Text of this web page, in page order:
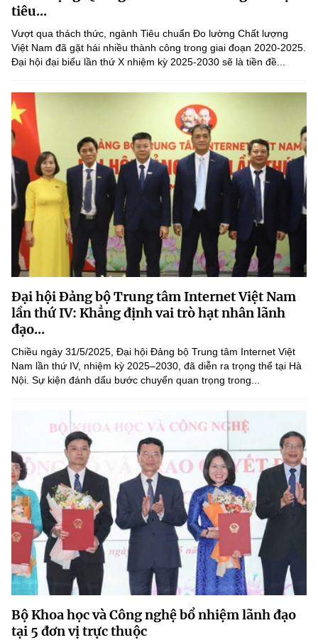
tiêu...
Vượt qua thách thức, ngành Tiêu chuẩn Đo lường Chất lượng
Việt Nam đã gặt hái nhiều thành công trong giai đoạn 2020-2025.
Đại hội đại biểu lần thứ X nhiệm kỳ 2025-2030 sẽ là tiền đề...
Đại hội Đảng bộ Trung tâm Internet Việt Nam
lần thứ IV: Khẳng định vai trò hạt nhân lãnh
đạo...
Chiều ngày 31/5/2025, Đại hội Đảng bộ Trung tâm Internet Việt
Nam lần thứ IV, nhiệm kỳ 2025–2030, đã diễn ra trọng thể tại Hà
Nội. Sự kiện đánh dấu bước chuyển quan trọng trong...
Bộ Khoa học và Công nghệ bổ nhiệm lãnh đạo
tại 5 đơn vị trực thuộc